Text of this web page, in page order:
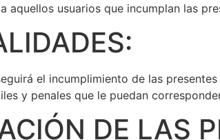
aquellos usuarios que incumplan las
el incumplimiento de las
y penales que le puedan
DE LAS